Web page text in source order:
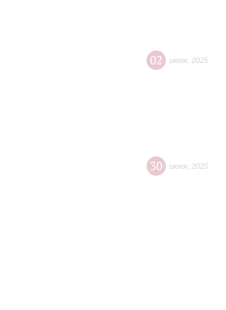
02 июля 2025
30 июня 2025